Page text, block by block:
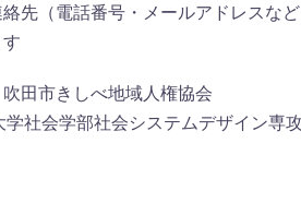
（電話番号・メールアドレスなど
田市きしべ地域人権協会
会学部社会システムデザイン専